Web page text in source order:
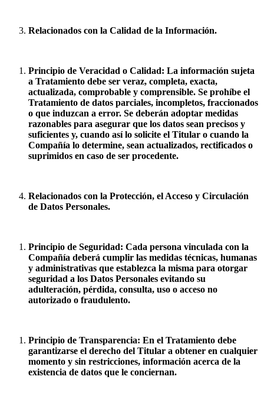
Relacionados con la Calidad de la Información.
Principio de Veracidad o Calidad: La información sujeta
a Tratamiento debe ser veraz, completa, exacta,
actualizada, comprobable y comprensible. Se prohíbe el
Tratamiento de datos parciales, incompletos, fraccionados
o que induzcan a error. Se deberán adoptar medidas
razonables para asegurar que los datos sean precisos y
suficientes y, cuando así lo solicite el Titular o cuando la
Compañía lo determine, sean actualizados, rectificados o
suprimidos en caso de ser procedente.
Relacionados con la Protección, el Acceso y Circulación
de Datos Personales.
Principio de Seguridad: Cada persona vinculada con la
Compañía deberá cumplir las medidas técnicas, humanas
y administrativas que establezca la misma para otorgar
seguridad a los Datos Personales evitando su
adulteración, pérdida, consulta, uso o acceso no
autorizado o fraudulento.
Principio de Transparencia: En el Tratamiento debe
garantizarse el derecho del Titular a obtener en cualquier
momento y sin restricciones, información acerca de la
existencia de datos que le conciernan.